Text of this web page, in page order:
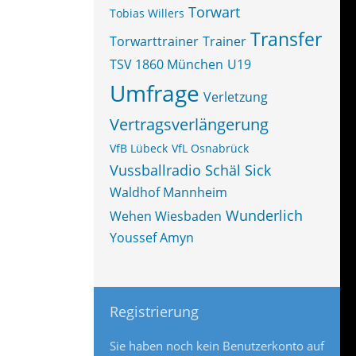
Tobias Willers Torwart
Torwarttrainer Trainer Transfer
TSV 1860 München U19
Umfrage Verletzung
Vertragsverlängerung
VfB Lübeck VfL Osnabrück
Vussballradio Schäl Sick
Waldhof Mannheim
Wehen Wiesbaden Wunderlich
Youssef Amyn
Registrierung
Sie haben noch kein Benutzerkonto auf